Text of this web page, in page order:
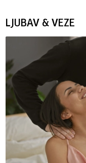
LJUBAV & VEZE